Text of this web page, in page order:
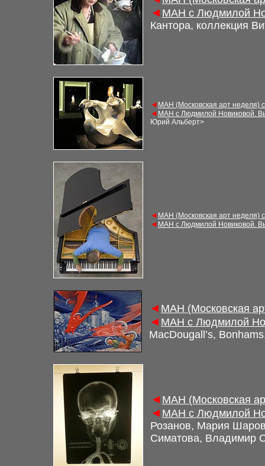
◄ МАН с Людмилой
Кантора, коллекция
◄ МАН (Московская арт неделя)
◄ МАН с Людмилой Новиковой.
Юрий Альберт>
◄ МАН (Московская арт неделя)
◄ МАН с Людмилой Новиковой.
◄ МАН (Московская
◄ МАН с Людмилой
MacDougall’s,
◄ МАН (Московская
◄ МАН с Людмилой
Розанов, Мария
Симатова, Владимир